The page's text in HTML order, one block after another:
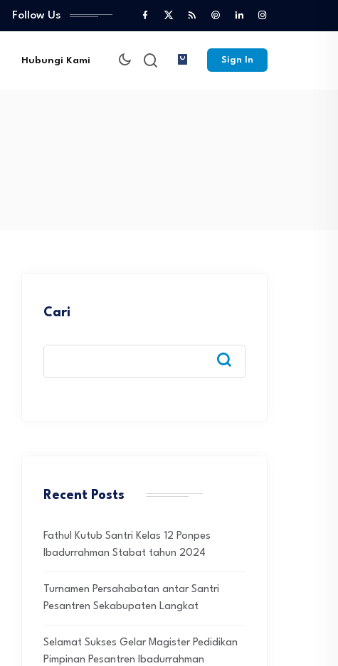
Follow Us
Hubungi Kami Sign In
Cari
Recent Posts
Fathul Kutub Santri Kelas 12 Ponpes
Ibadurrahman Stabat tahun 2024
Turnamen Persahabatan antar Santri
Pesantren Sekabupaten Langkat
Selamat Sukses Gelar Magister Pedidikan
Pimpinan Pesantren Ibadurrahman